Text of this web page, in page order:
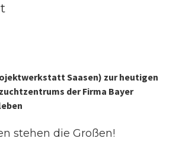
Saasen) zur heutigen
der Firma Bayer
stehen die Großen!